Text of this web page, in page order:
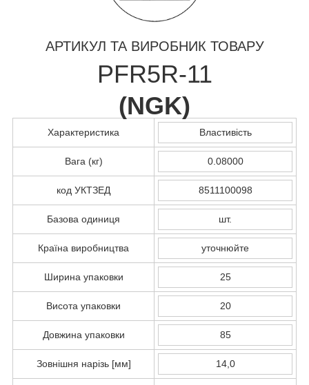
АРТИКУЛ ТА ВИРОБНИК ТОВАРУ
PFR5R-11
(NGK)
Характеристика Властивість
Вага (кг) 0.08000
код УКТЗЕД 8511100098
Базова одиниця шт.
Країна виробництва уточнюйте
Ширина упаковки 25
Висота упаковки 20
Довжина упаковки 85
Зовнішня нарізь [мм] 14,0